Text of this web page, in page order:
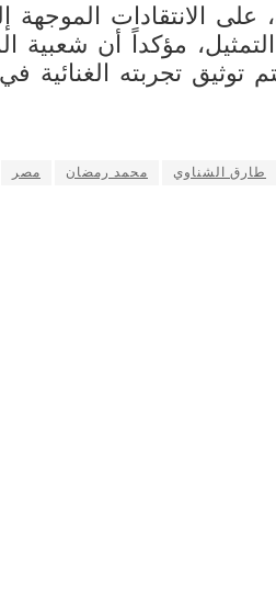
الانتقادات الموجهة
توثيق تجربته الغنائية
طارق الشناوي محمد رمضان مصر